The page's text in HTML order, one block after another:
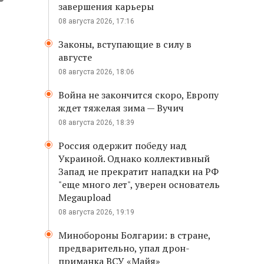
завершения карьеры
08 августа 2026, 17:16
Законы, вступающие в силу в
августе
08 августа 2026, 18:06
Война не закончится скоро, Европу
ждет тяжелая зима — Вучич
08 августа 2026, 18:39
Россия одержит победу над
Украиной. Однако коллективный
Запад не прекратит нападки на РФ
"еще много лет", уверен основатель
Megaupload
08 августа 2026, 19:19
Минобороны Болгарии: в стране,
предварительно, упал дрон-
приманка ВСУ «Майя»